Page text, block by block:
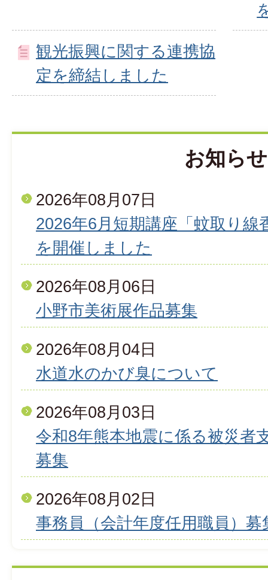
観光振興に関する連携協
定を締結しました
お知らせ
2026年08月07日
2026年6月短期講座「蚊取り
を開催しました
2026年08月06日
小野市美術展作品募集
2026年08月04日
水道水のかび臭について
2026年08月03日
令和8年熊本地震に係る被災者
募集
2026年08月02日
事務員（会計年度任用職員）募